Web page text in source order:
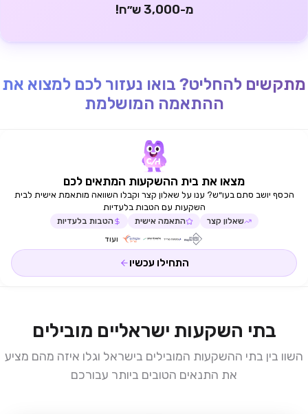
מ-3,000 ש״ח!
מתקשים להחליט? בואו נעזור לכם למצוא את
ההתאמה המושלמת
מצאו את בית ההשקעות המתאים לכם
הכסף יושב סתם בעו״ש? ענו על שאלון קצר וקבלו השוואה מותאמת אישית לבית
השקעות עם הטבות בלעדיות
שאלון קצר התאמה אישית הטבות בלעדיות
ועוד
התחילו עכשיו
בתי השקעות ישראליים מובילים
השוו בין בתי ההשקעות המובילים בישראל וגלו איזה מהם מציע
את התנאים הטובים ביותר עבורכם